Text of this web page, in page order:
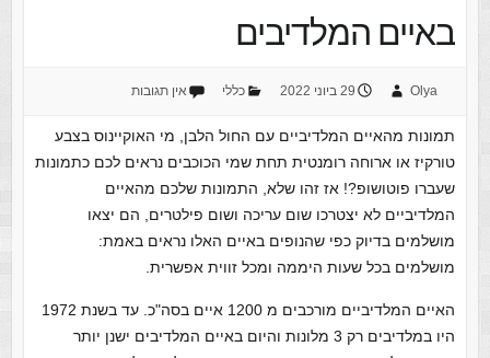
באיים המלדיבים
Olya 29 ביוני 2022 כללי אין תגובות
תמונות מהאיים המלדיביים עם החול הלבן, מי האוקיינוס בצבע
טורקיז או ארוחה רומנטית תחת שמי הכוכבים נראים לכם כתמונות
שעברו פוטושופ?! אז זהו שלא, התמונות שלכם מהאיים
המלדיביים לא יצטרכו שום עריכה ושום פילטרים, הם יצאו
מושלמים בדיוק כפי שהנופים באיים האלו נראים באמת:
מושלמים בכל שעות היממה ומכל זווית אפשרית.
האיים המלדיביים מורכבים מ 1200 איים בסה"כ. עד בשנת 1972
היו במלדיבים רק 3 מלונות והיום באיים המלדיבים ישנן יותר